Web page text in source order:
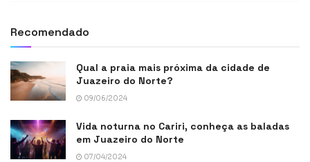
Recomendado
Qual a praia mais próxima da cidade de
Juazeiro do Norte?
09/06/2024
Vida noturna no Cariri, conheça as baladas
em Juazeiro do Norte
07/04/2024